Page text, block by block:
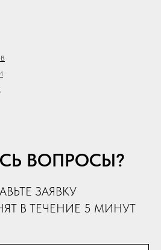
ВОПРОСЫ?
ЗАЯВКУ
В ТЕЧЕНИЕ 5 МИНУТ